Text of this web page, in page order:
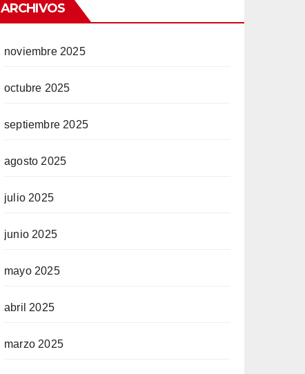
ARCHIVOS
noviembre 2025
octubre 2025
septiembre 2025
agosto 2025
julio 2025
junio 2025
mayo 2025
abril 2025
marzo 2025